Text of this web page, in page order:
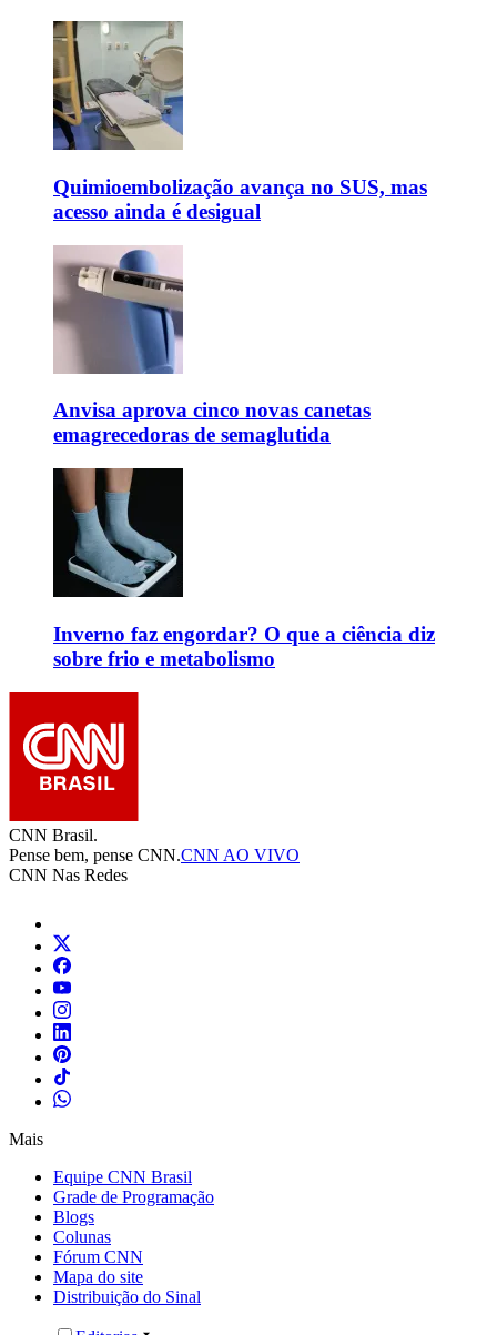
Quimioembolização avança no SUS, mas
acesso ainda é desigual
Anvisa aprova cinco novas canetas
emagrecedoras de semaglutida
Inverno faz engordar? O que a ciência diz
sobre frio e metabolismo
CNN Brasil.
Pense bem, pense CNN.CNN AO VIVO
CNN Nas Redes
Mais
Equipe CNN Brasil
Grade de Programação
Blogs
Colunas
Fórum CNN
Mapa do site
Distribuição do Sinal